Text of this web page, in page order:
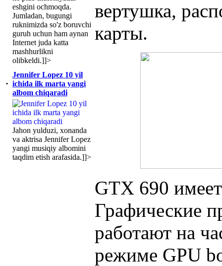
eshgini ochmoqda.
Jumladan, bugungi
ruknimizda so'z boruvchi
guruh uchun ham aynan
Internet juda katta
mashhurlikni
olibkeldi.]]>
·
Jennifer Lopez 10 yil
ichida ilk marta yangi
albom chiqaradi
Jahon yulduzi, xonanda
va aktrisa Jennifer Lopez
yangi musiqiy albomini
taqdim etish arafasida.]]>
вертушка,
карты.
GTX 690
Графические
работают на
режиме GPU